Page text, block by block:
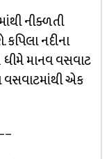
નીક્ળતી
નદીના
ધીમે માનવ વસવાટ
વસવાટમાંથી એક